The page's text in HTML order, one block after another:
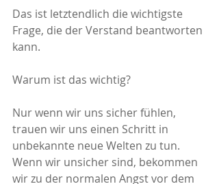
Das ist letztendlich die wichtigste
Frage, die der Verstand beantworten
kann.
Warum ist das wichtig?
Nur wenn wir uns sicher fühlen,
trauen wir uns einen Schritt in
unbekannte neue Welten zu tun.
Wenn wir unsicher sind, bekommen
wir zu der normalen Angst vor dem